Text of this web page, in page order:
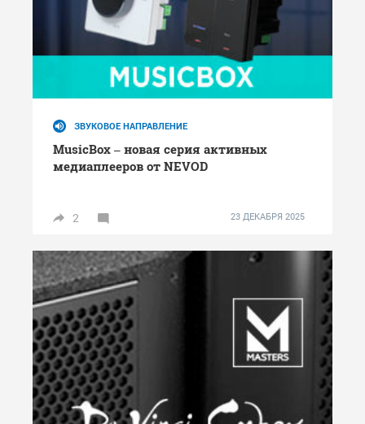
ЗВУКОВОЕ НАПРАВЛЕНИЕ
MusicBox – новая серия активных
медиаплееров от NEVOD
2 23 ДЕКАБРЯ 2025